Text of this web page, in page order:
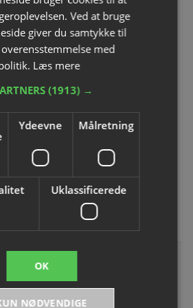
Varenummer: L9997
DKK 78,75
inkl. moms
Ved at bruge
giver du samtykke til
med
Læs mere
(1913) →
Ydeevne Målretning
Uklassificerede
OK
NØDVENDIGE